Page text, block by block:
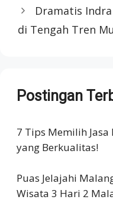
Dramatis
di Tengah Tren
Postingan
7 Tips Memilih Jasa
yang Berkualitas!
Puas Jelajahi
Wisata 3 Hari 2